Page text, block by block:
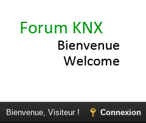
Bienvenue, Visiteur ! Connexion